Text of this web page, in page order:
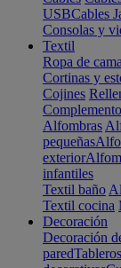
USBCables
Consolas y
Textil
Ropa de cama
Cortinas y
Cojines
Alfombras
pequeñas
exterior
infantiles
Textil baño
Textil cocina
Decoración
Decoración
paredTableros